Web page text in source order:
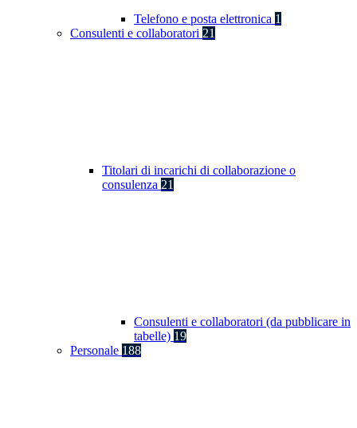
Telefono e posta elettronica 1
Consulenti e collaboratori 21
Titolari di incarichi di collaborazione o
consulenza 21
Consulenti e collaboratori (da pubblicare in
tabelle) 19
Personale 188